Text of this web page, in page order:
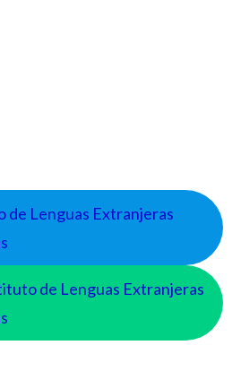
de Lenguas Extranjeras
de Lenguas Extranjeras